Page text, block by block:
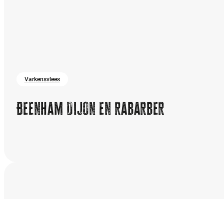
Varkensvlees
Beenham Dijon en rabarber